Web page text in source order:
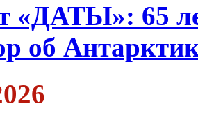
«ДАТЫ»: 65
об